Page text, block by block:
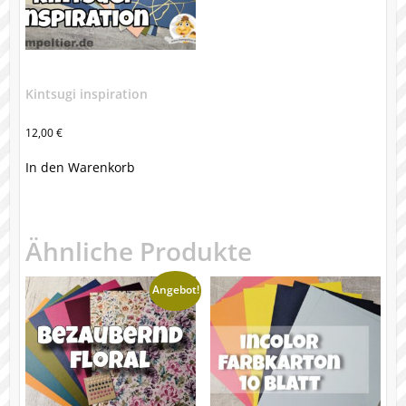
Kintsugi inspiration
12,00€
In den Warenkorb
Ähnliche Produkte
Angebot!